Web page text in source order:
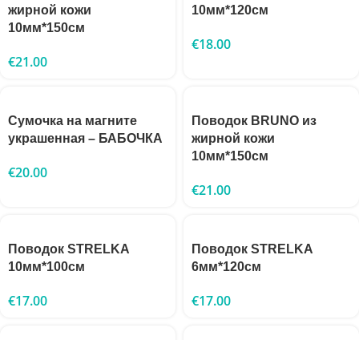
жирной кожи
10мм*150см
€21.00
10мм*120см
€18.00
Сумочка на магните
украшенная – БАБОЧКА
€20.00
Поводок BRUNO из
жирной кожи
10мм*150см
€21.00
Поводок STRELKA
10мм*100см
€17.00
Поводок STRELKA
6мм*120см
€17.00